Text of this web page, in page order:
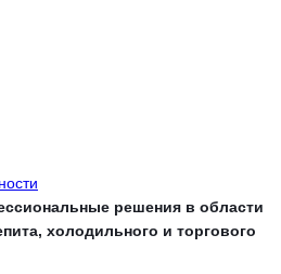
решения в области
холодильного и торгового